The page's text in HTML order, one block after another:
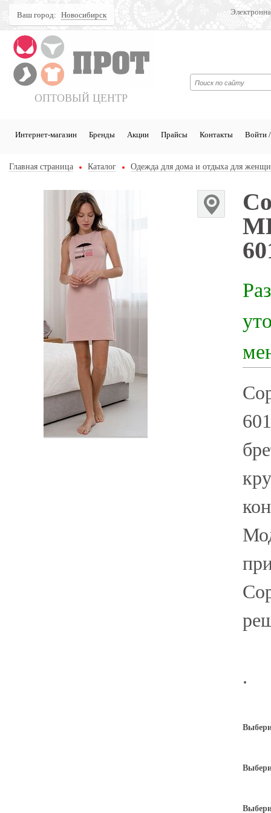
Ваш город: Новосибирск
ОПТОВЫЙ ЦЕНТР
Интернет-магазин Бренды Акции Прайсы Контакты Войти /
Главная страница Каталог Одежда для дома и отдыха для
.